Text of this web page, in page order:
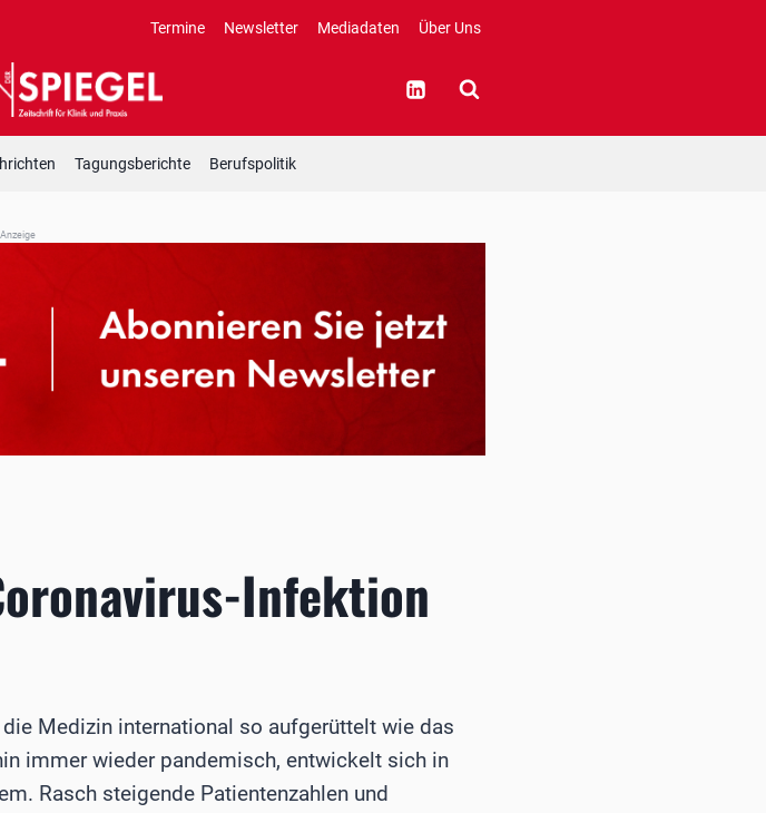
Termine Newsletter Mediadaten Über Uns
Tagungsberichte Berufspolitik
Anzeige
Infektion
Medizin international so aufgerüttelt wie das
immer wieder pandemisch, entwickelt sich in
Rasch steigende Patientenzahlen und